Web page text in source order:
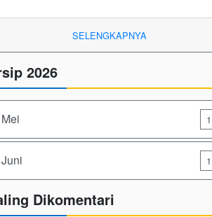
SELENGKAPNYA
2026
Mei 1
Juni 1
Dikomentari